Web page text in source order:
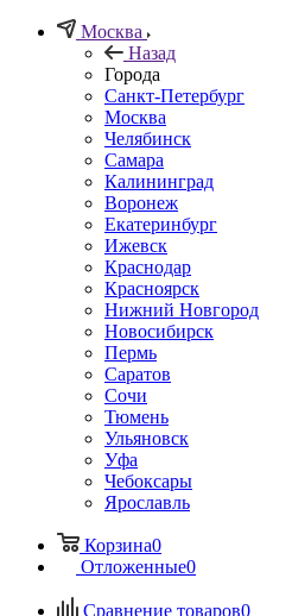
Москва
Назад
Города
Санкт-Петербург
Москва
Челябинск
Самара
Калининград
Воронеж
Екатеринбург
Ижевск
Краснодар
Красноярск
Нижний Новгород
Новосибирск
Пермь
Саратов
Сочи
Тюмень
Ульяновск
Уфа
Чебоксары
Ярославль
Корзина0
Отложенные0
Сравнение товаров0